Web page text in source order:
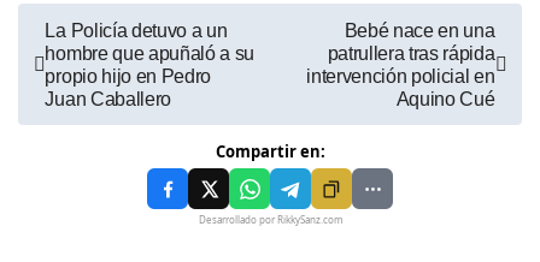
La Policía detuvo a un
hombre que apuñaló a su
propio hijo en Pedro
Juan Caballero
Bebé nace en una
patrullera tras rápida
intervención policial en
Aquino Cué
Compartir en:
Desarrollado por RikkySanz.com